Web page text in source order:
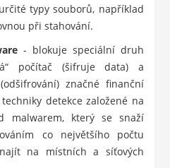
typy souborů, například
při stahování.
- blokuje speciální druh
počítač (šifruje data) a
značné finanční
detekce založené na
malwarem, který se snaží
co největšího počtu
na místních a síťových